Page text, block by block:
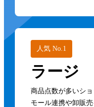
人気 No.1
ラージ
商品点数が多いシ
モール連携や卸販